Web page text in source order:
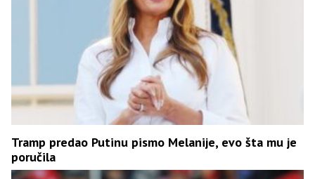
Tramp predao Putinu pismo Melanije, evo šta mu je
poručila